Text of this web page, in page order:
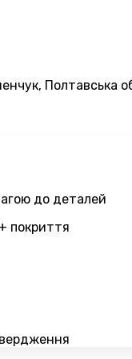
Полтавська
до деталей
покриття